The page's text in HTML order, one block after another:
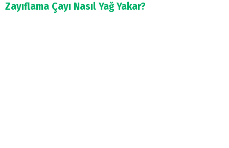
Zayıflama Çayı Nasıl Yağ Yakar?